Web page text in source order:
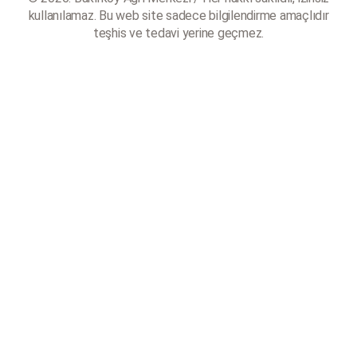
kullanılamaz. Bu web site sadece bilgilendirme amaçlıdır
teşhis ve tedavi yerine geçmez.